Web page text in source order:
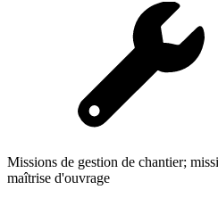
Missions de gestion de chantier;
maîtrise d'ouvrage